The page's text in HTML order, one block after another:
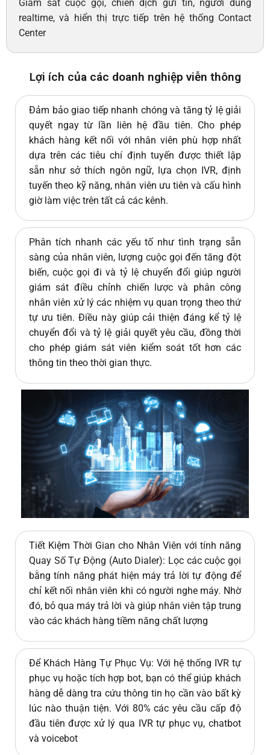
Giám sát cuộc gọi, chiến dịch gửi tin, người dùng
realtime, và hiển thị trực tiếp trên hệ thống Contact
Center
Lợi ích của các doanh nghiệp viễn thông
Đảm bảo giao tiếp nhanh chóng và tăng tỷ lệ giải
quyết ngay từ lần liên hệ đầu tiên. Cho phép
khách hàng kết nối với nhân viên phù hợp nhất
dựa trên các tiêu chí định tuyến được thiết lập
sẵn như sở thích ngôn ngữ, lựa chọn IVR, định
tuyến theo kỹ năng, nhân viên ưu tiên và cấu hình
giờ làm việc trên tất cả các kênh.
Phân tích nhanh các yếu tố như tình trạng sẵn
sàng của nhân viên, lượng cuộc gọi đến tăng đột
biến, cuộc gọi đi và tỷ lệ chuyển đổi giúp người
giám sát điều chỉnh chiến lược và phân công
nhân viên xử lý các nhiệm vụ quan trọng theo thứ
tự ưu tiên. Điều này giúp cải thiện đáng kể tỷ lệ
chuyển đổi và tỷ lệ giải quyết yêu cầu, đồng thời
cho phép giám sát viên kiểm soát tốt hơn các
thông tin theo thời gian thực.
Tiết Kiệm Thời Gian cho Nhân Viên với tính năng
Quay Số Tự Động (Auto Dialer): Lọc các cuộc gọi
bằng tính năng phát hiện máy trả lời tự động để
chỉ kết nối nhân viên khi có người nghe máy. Nhờ
đó, bỏ qua máy trả lời và giúp nhân viên tập trung
vào các khách hàng tiềm năng chất lượng
Để Khách Hàng Tự Phục Vụ: Với hệ thống IVR tự
phục vụ hoặc tích hợp bot, bạn có thể giúp khách
hàng dễ dàng tra cứu thông tin họ cần vào bất kỳ
lúc nào thuận tiện. Với 80% các yêu cầu cấp độ
đầu tiên được xử lý qua IVR tự phục vụ, chatbot
và voicebot